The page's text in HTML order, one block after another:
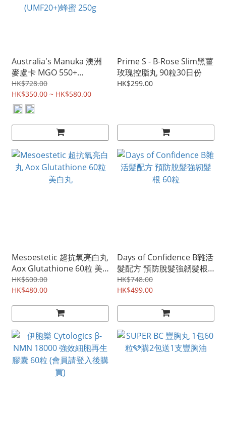
Australia's Manuka 澳洲
麥盧卡 MGO 550+
(UMF15+)蜂蜜250g / 澳洲
麥盧卡 MGO 850+
HK$728.00
HK$350.00 ~ HK$580.00
Prime S - B-Rose Slim黑薑
玫瑰控脂丸 90粒30日份
HK$299.00
Mesoestetic 超抗氧亮白丸
Aox Glutathione 60粒 美
白丸
HK$600.00
HK$480.00
Days of Confidence B雜活
髮配方 預防脫髮強韌髮根
60粒
HK$748.00
HK$499.00